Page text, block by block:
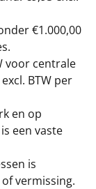
€1.000,00
voor centrale
BTW per
en op
een vaste
is
vermissing.